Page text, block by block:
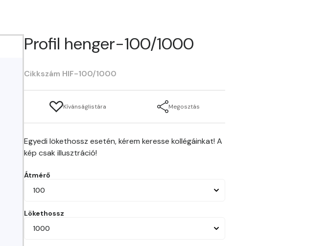
Profil henger-100/1000
Cikkszám HIF-100/1000
Kívánságlistára Megosztás
Egyedi lökethossz esetén, kérem keresse kollégáinkat! A
kép csak illusztráció!
Átmérő
100
Lökethossz
1000